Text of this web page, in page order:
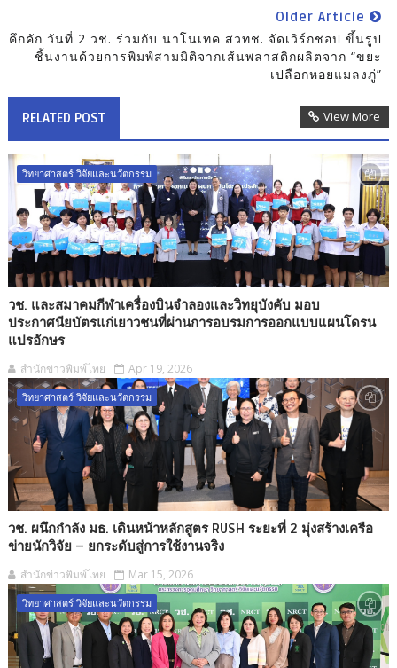
Older Article
ิคึกคัก วันที่ 2 วช. ร่วมกับ นาโนเทค สวทช. จัดเวิร์กชอป ขึ้นรูป
ชิ้นงานด้วยการพิมพ์สามมิติจากเส้นพลาสติกผลิตจาก “ขยะ
เปลือกหอยแมลงภู่”
RELATED POST View More
วิทยาศาสตร์ วิจัยและนวัตกรรม
วช. และสมาคมกีฬาเครื่องบินจำลองและวิทยุบังคับ มอบ
ประกาศนียบัตรแก่เยาวชนที่ผ่านการอบรมการออกแบบแผนโดรน
แปรอักษร
สำนักข่าวพิมพ์ไทย Apr 19, 2026
วิทยาศาสตร์ วิจัยและนวัตกรรม
วช. ผนึกกำลัง มธ. เดินหน้าหลักสูตร RUSH ระยะที่ 2 มุ่งสร้างเครือ
ข่ายนักวิจัย – ยกระดับสู่การใช้งานจริง
สำนักข่าวพิมพ์ไทย Mar 15, 2026
วิทยาศาสตร์ วิจัยและนวัตกรรม